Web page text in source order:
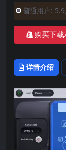
普通用户:
购买下载
详情介绍